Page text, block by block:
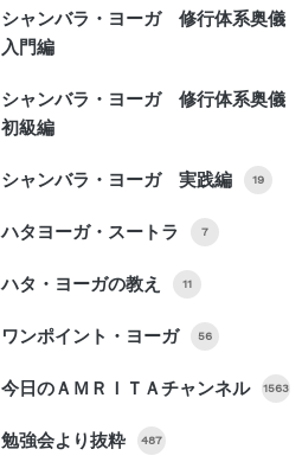
シャンバラ・ヨーガ 修行体系奥儀
入門編
シャンバラ・ヨーガ 修行体系奥儀
初級編
シャンバラ・ヨーガ 実践編 19
ハタヨーガ・スートラ 7
ハタ・ヨーガの教え 11
ワンポイント・ヨーガ 56
今日のＡＭＲＩＴＡチャンネル 1563
勉強会より抜粋 487